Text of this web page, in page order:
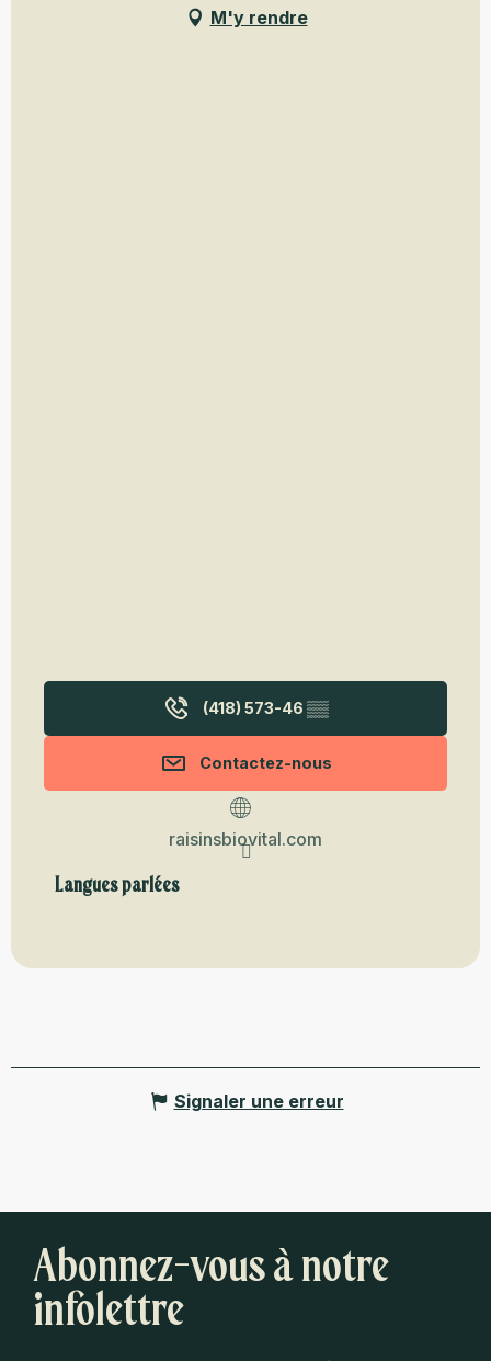
M'y rendre
(418) 573-46 ▒▒
Contactez-nous
raisinsbiovital.com
Langues parlées
Langues parlées
Signaler une erreur
Abonnez-vous à notre
infolettre